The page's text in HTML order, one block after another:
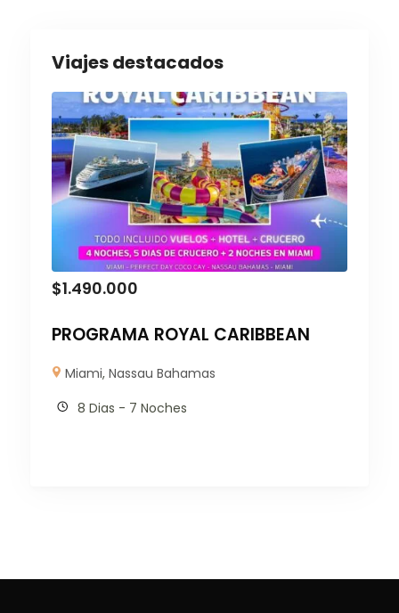
Viajes destacados
$1.490.000
PROGRAMA ROYAL CARIBBEAN
Miami,Nassau Bahamas
8 Dias - 7 Noches